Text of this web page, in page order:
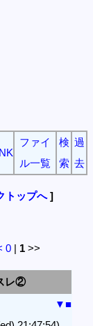
ファイ
ル一覧
検
索
過
去
トップへ]
0 | 1 >>
レ②
▼■